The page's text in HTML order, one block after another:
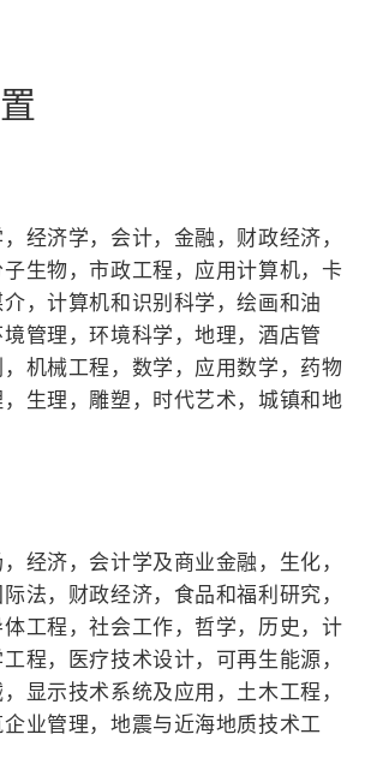
经济学，会计，金融，财政经济，
生物，市政工程，应用计算机，卡
，计算机和识别科学，绘画和油
管理，环境科学，地理，酒店管
机械工程，数学，应用数学，药物
生理，雕塑，时代艺术，城镇和地
经济，会计学及商业金融，生化，
法，财政经济，食品和福利研究，
工程，社会工作，哲学，历史，计
程，医疗技术设计，可再生能源，
显示技术系统及应用，土木工程，
业管理，地震与近海地质技术工